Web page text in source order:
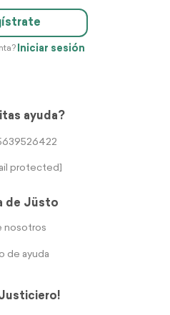
Iniciar sesión
ayuda?
protected]
de Jüsto
nosotros
de ayuda
Justiciero!